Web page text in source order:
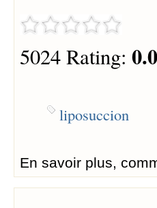
5024 Rating: 0.0
liposuccion
En savoir plus,